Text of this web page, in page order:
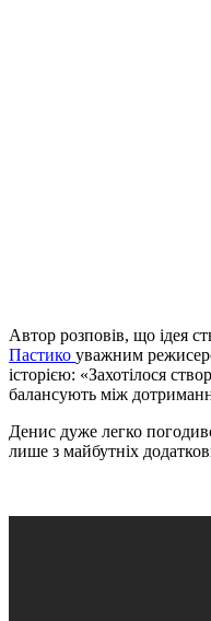
Автор розповів, що ідея
Пастико уважним
історією: «Захотілося
балансують між
Денис дуже легко
лише з майбутніх